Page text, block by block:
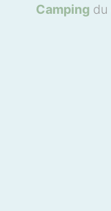
Camping du